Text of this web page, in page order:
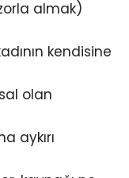
almak)
kendisine
olan
aykırı